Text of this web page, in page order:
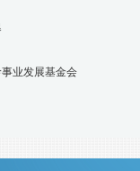
业发展基金会